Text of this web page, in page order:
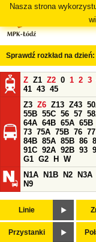
Nasza strona
Sprawdź rozkład na dzień:
Z Z1 Z2 0 1 2 3
41 43 45
Z3 Z6 Z13 Z43
55B 55C 56 57
64A 64B 65A 65B
73 75A 75B 76 77
84B 85A 85B 86
91C 92A 92B 93
G1 G2 H
W
N1A
N1B N2 N3A
N9
Linie
Przystanki